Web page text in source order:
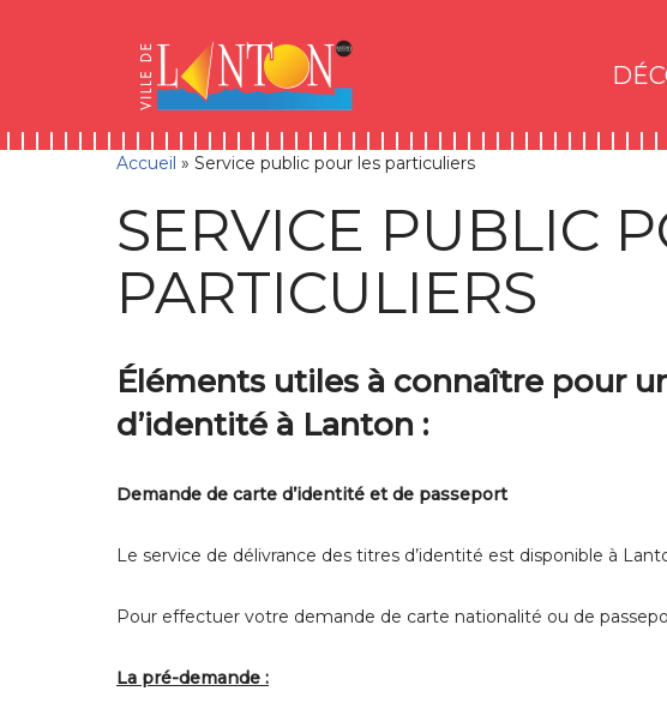
Accueil » Service public pour les particuliers
SERVICE PUBLIC
PARTICULIERS
Éléments utiles à connaître pour
d’identité à Lanton :
Demande de carte d’identité et de passeport
Le service de délivrance des titres d’identité est disponible à
Pour effectuer votre demande de carte nationalité ou de
La pré-demande :